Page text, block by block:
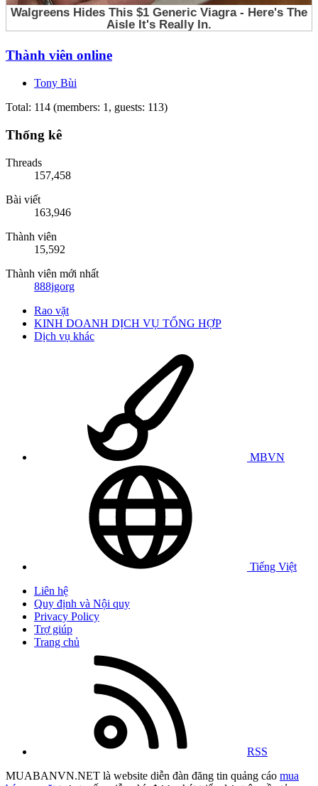
Thành viên online
Tony Bùi
Total: 114 (members: 1, guests: 113)
Thống kê
Threads
157,458
Bài viết
163,946
Thành viên
15,592
Thành viên mới nhất
888jgorg
Rao vặt
KINH DOANH DỊCH VỤ TỔNG HỢP
Dịch vụ khác
MBVN
Tiếng Việt
Liên hệ
Quy định và Nội quy
Privacy Policy
Trợ giúp
Trang chủ
RSS
MUABANVN.NET là website diễn đàn đăng tin quảng cáo mua